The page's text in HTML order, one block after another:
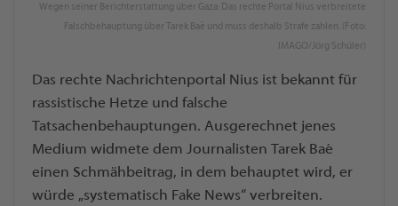
Wegen seiner Berichterstattung über Gaza: Das rechte Portal Nius verbreitete
Falschbehauptung über Tarek Baé und muss deshalb Strafe zahlen. (Foto:
IMAGO/Jörg Schüler)
Das rechte Nachrichtenportal Nius ist bekannt für
rassistische Hetze und falsche
Tatsachenbehauptungen. Ausgerechnet jenes
Medium widmete dem Journalisten Tarek Baé
einen Schmähbeitrag, in dem behauptet wird, er
würde „systematisch Fake News“ verbreiten.